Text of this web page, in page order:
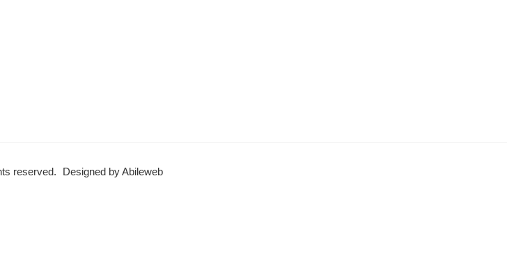
reserved. Designed by Abileweb